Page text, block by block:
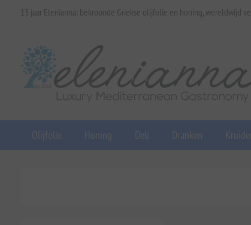
13 jaar Elenianna: bekroonde Griekse olijfolie en honing, wereldwijd
Olijfolie Honing Deli Dranken